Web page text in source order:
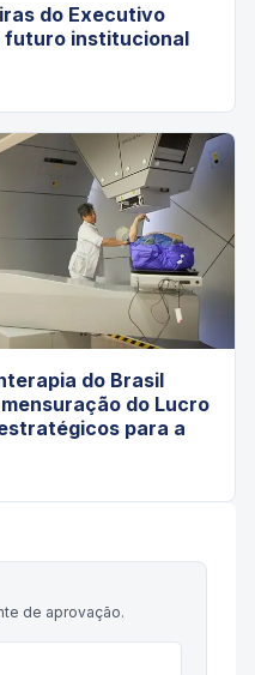
do Executivo
futuro institucional
do Brasil
do Lucro
para a
de aprovação.